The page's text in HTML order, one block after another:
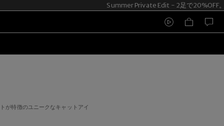
Summer Private Edit - 2足で20%OFF。
が特徴のユニークなキャットアイ